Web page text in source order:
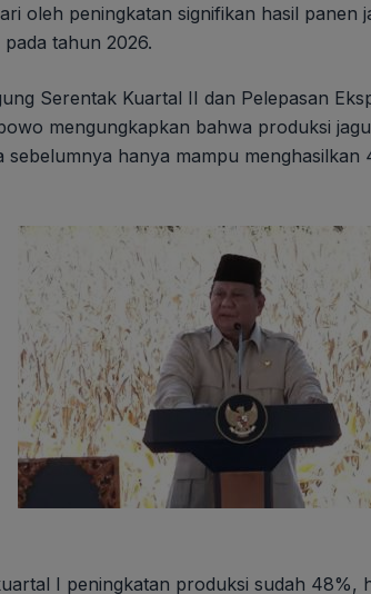
oleh peningkatan signifikan hasil panen
tahun 2026.
Serentak Kuartal II dan Pelepasan
mengungkapkan bahwa produksi
sebelumnya hanya mampu
I peningkatan produksi sudah 48%,